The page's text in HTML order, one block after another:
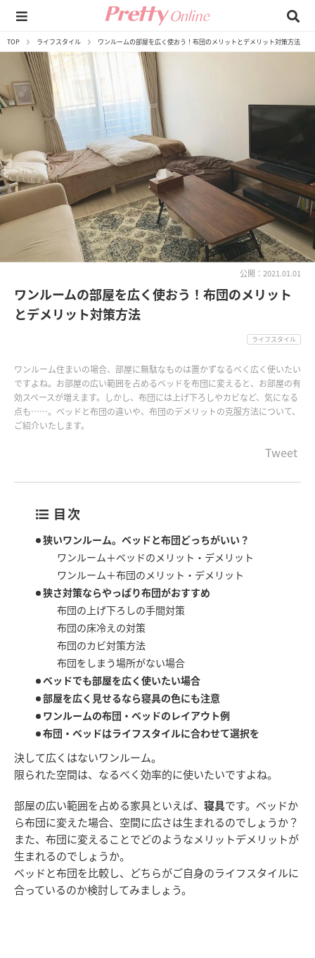
TOP ライフスタイル ワンルームの部屋を広く使おう！布団のメリットとデメリット対策方法
公開：2021.01.01
ワンルームの部屋を広く使おう！布団のメリット
とデメリット対策方法
ライフスタイル
ワンルーム住まいの場合、部屋に無駄なものは置かずなるべく広く使いたい
ですよね。お部屋の広い範囲を占めるベッドを布団に変えると、お部屋の有
効スペースが増えます。しかし、布団には上げ下ろしやカビなど、気になる
点も……。ベッドと布団の違いや、布団のデメリットの克服方法について、
ご紹介いたします。
Tweet
目次
狭いワンルーム。ベッドと布団どっちがいい？
ワンルーム＋ベッドのメリット・デメリット
ワンルーム＋布団のメリット・デメリット
狭さ対策ならやっぱり布団がおすすめ
布団の上げ下ろしの手間対策
布団の床冷えの対策
布団のカビ対策方法
布団をしまう場所がない場合
ベッドでも部屋を広く使いたい場合
部屋を広く見せるなら寝具の色にも注意
ワンルームの布団・ベッドのレイアウト例
布団・ベッドはライフスタイルに合わせて選択を
決して広くはないワンルーム。
限られた空間は、なるべく効率的に使いたいですよね。
部屋の広い範囲を占める家具といえば、 寝具です。ベッドか
ら布団に変えた場合、空間に広さは生まれるのでしょうか？
また、布団に変えることでどのようなメリットデメリットが
生まれるのでしょうか。
ベッドと布団を比較し、どちらがご自身のライフスタイルに
合っているのか検討してみましょう。